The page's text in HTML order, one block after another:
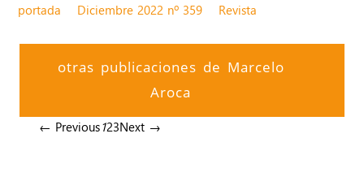
portada
Diciembre 2022 nº 359 Revista
otras publicaciones de Marcelo
Aroca
← Previous123Next →